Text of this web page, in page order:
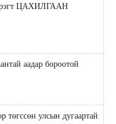
ЦАХИЛГААН
аадар бороотой
төгссөн улсын дугаартай